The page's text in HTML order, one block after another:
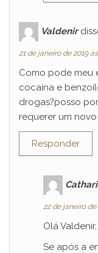
Valdenir
21 de janeiro de 2019 às
Como pode meu
cocaina e
drogas?posso
requerer um novo
Responder
22 de janeiro de
Olá Valdenir,
Se após a